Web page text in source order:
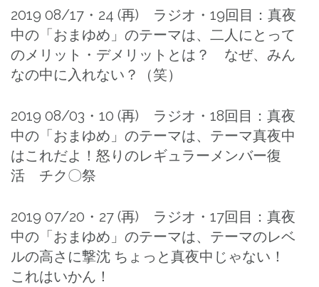
2019 08/17・24 (再) ラジオ・19回目：真夜
中の「おまゆめ」のテーマは、二人にとって
のメリット・デメリットとは？ なぜ、みん
なの中に入れない？（笑）
2019 08/03・10 (再) ラジオ・18回目：真夜
中の「おまゆめ」のテーマは、テーマ真夜中
はこれだよ！怒りのレギュラーメンバー復
活 チク〇祭
2019 07/20・27 (再) ラジオ・17回目：真夜
中の「おまゆめ」のテーマは、テーマのレベ
ルの高さに撃沈 ちょっと真夜中じゃない！
これはいかん！